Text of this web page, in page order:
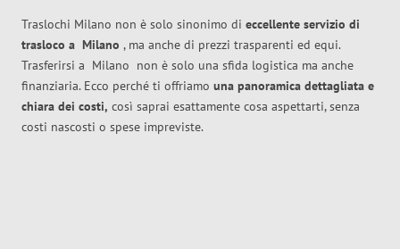
Traslochi Milano non è solo sinonimo di eccellente servizio di
trasloco a Milano , ma anche di prezzi trasparenti ed equi.
Trasferirsi a Milano non è solo una sfida logistica ma anche
finanziaria. Ecco perché ti offriamo una panoramica dettagliata e
chiara dei costi, così saprai esattamente cosa aspettarti, senza
costi nascosti o spese impreviste.